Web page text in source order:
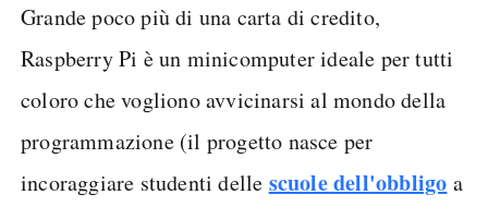
Grande poco più di una carta di credito,
Raspberry Pi è un minicomputer ideale per tutti
coloro che vogliono avvicinarsi al mondo della
programmazione (il progetto nasce per
incoraggiare studenti delle scuole dell'obbligo a